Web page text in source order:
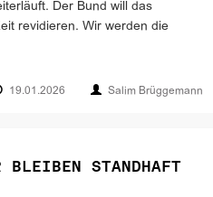
Der Bund will das
revidieren. Wir werden die
19.01.2026 Salim Brüggemann
STANDHAFT